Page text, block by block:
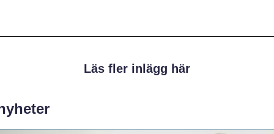
Läs fler inlägg här